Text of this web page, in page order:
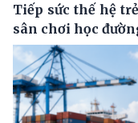
Tiếp sức thế hệ
sân chơi học